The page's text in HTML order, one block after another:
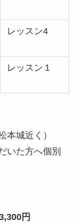
レッスン4
レッスン１
本城近く）
いた方へ個別
円